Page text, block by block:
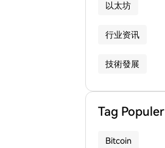
以太坊
行业资讯
技術發展
Tag Populer
Bitcoin